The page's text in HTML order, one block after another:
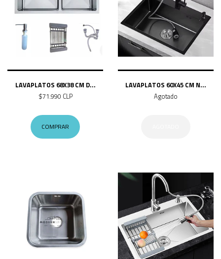
LAVAPLATOS 68X38 CM D...
$71.990 CLP
COMPRAR
LAVAPLATOS 60X45 CM N...
Agotado